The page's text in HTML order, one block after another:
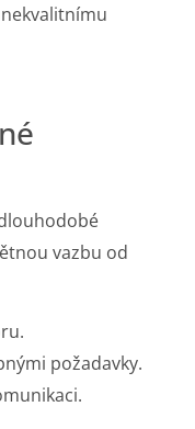
vazbu od
požadavky.